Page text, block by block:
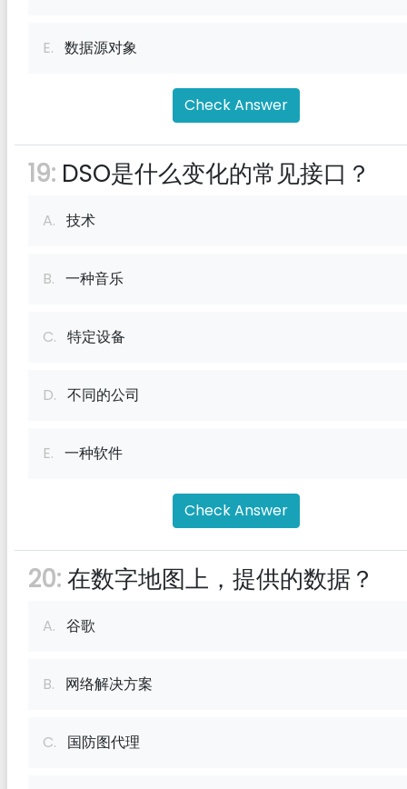
E. 数据源对象
Check Answer
19: DSO是什么变化的常见接口？
A. 技术
B. 一种音乐
C. 特定设备
D. 不同的公司
E. 一种软件
Check Answer
20:在数字地图上，提供的数据？
A. 谷歌
B. 网络解决方案
C. 国防图代理